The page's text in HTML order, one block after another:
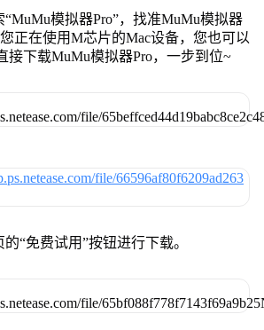
“MuMu模拟器Pro”，找准MuMu模拟器
正在使用M芯片的Mac设备，您也可以
接下载MuMu模拟器Pro，一步到位~
“免费试用”按钮进行下载。